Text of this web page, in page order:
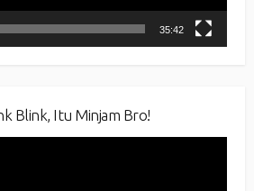
35:42
Blink, Itu Minjam Bro!